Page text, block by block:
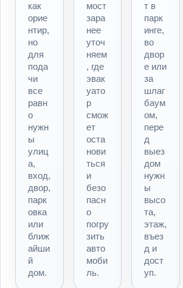
как
орие
нтир,
но
для
пода
чи
все
равн
о
нужн
ы
улиц
а,
вход,
двор,
парк
овка
или
ближ
айши
й
дом.
мост
зара
нее
уточ
няем
, где
эвак
уато
р
смож
ет
оста
нови
ться
и
безо
пасн
о
погру
зить
авто
моби
ль.
т в
парк
инге,
во
двор
е или
за
шлаг
баум
ом,
пере
д
выез
дом
нужн
ы
высо
та,
этаж,
въез
д и
дост
уп.